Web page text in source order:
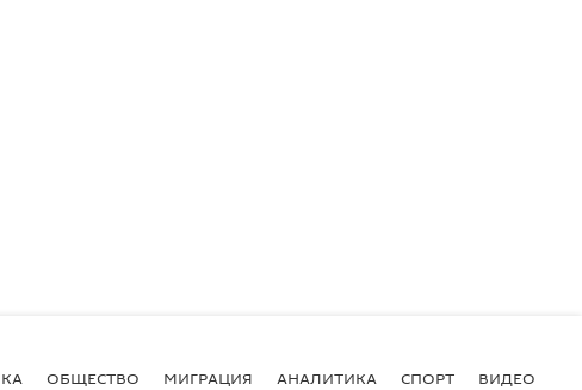
ОБЩЕСТВО МИГРАЦИЯ АНАЛИТИКА СПОРТ ВИДЕО